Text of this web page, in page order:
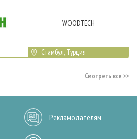
WOODTECH
Стамбул, Турция
Смотреть все
Рекламодателям